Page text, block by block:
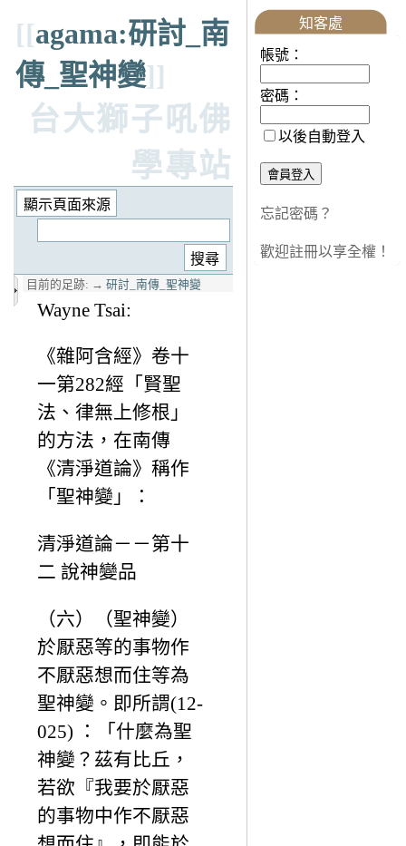
[[agama:研討_南
傳_聖神變]]
台大獅子吼佛
學專站
目前的足跡: → 研討_南傳_聖神變
Wayne Tsai:
《雜阿含經》卷十
一第282經「賢聖
法、律無上修根」
的方法，在南傳
《清淨道論》稱作
「聖神變」：
清淨道論－－第十
二 說神變品
（六）（聖神變）
於厭惡等的事物作
不厭惡想而住等為
聖神變。即所謂(12-
025) ：「什麼為聖
神變？茲有比丘，
若欲『我要於厭惡
的事物中作不厭惡
知客處
帳號：
密碼：
以後自動登入
忘記密碼？
歡迎註冊以享全權！